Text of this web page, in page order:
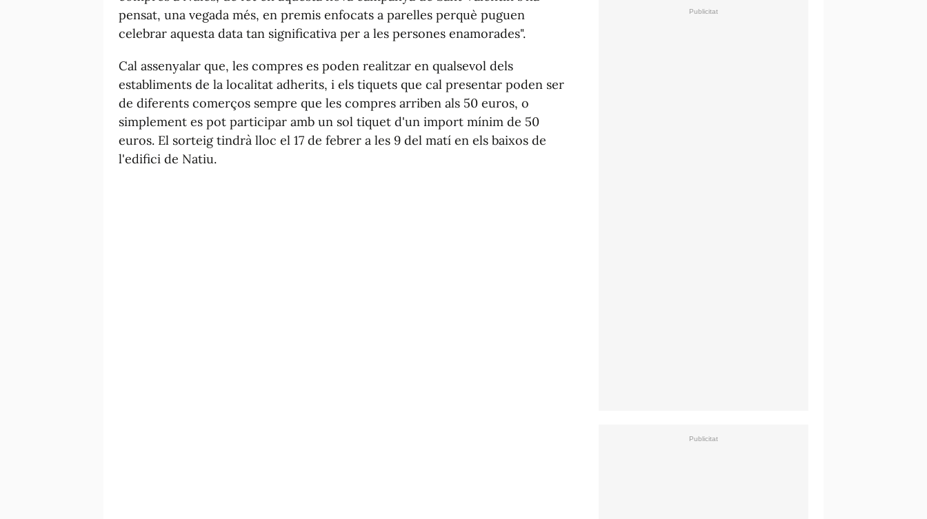
pensat, una vegada més, en premis enfocats a parelles perquè puguen
celebrar aquesta data tan significativa per a les persones enamorades".
Cal assenyalar que, les compres es poden realitzar en qualsevol dels
establiments de la localitat adherits, i els tiquets que cal presentar poden ser
de diferents comerços sempre que les compres arriben als 50 euros, o
simplement es pot participar amb un sol tiquet d'un import mínim de 50
euros. El sorteig tindrà lloc el 17 de febrer a les 9 del matí en els baixos de
l'edifici de Natiu.